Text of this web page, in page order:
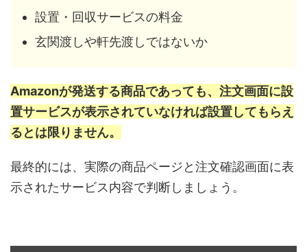
設置・回収サービスの料金
玄関渡しや軒先渡しではないか
Amazonが発送する商品であっても、注文画面に設
置サービスが表示されていなければ設置してもらえ
るとは限りません。
最終的には、実際の商品ページと注文確認画面に表
示されたサービス内容で判断しましょう。